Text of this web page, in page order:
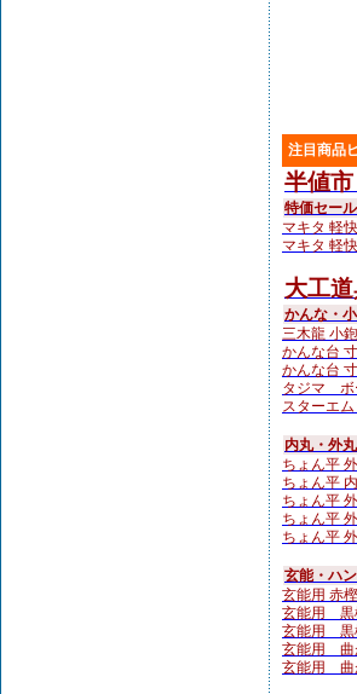
注目商品
半値市
特価セー
マキタ 軽
マキタ 軽
大工
かんな・
三木龍 小
かんな台
かんな台
タジマ ボ
スターエ
内丸・外
ちょん平
ちょん平
ちょん平
ちょん平
ちょん平
玄能・ハ
玄能用 赤
玄能用 黒
玄能用 黒
玄能用 曲
玄能用 曲